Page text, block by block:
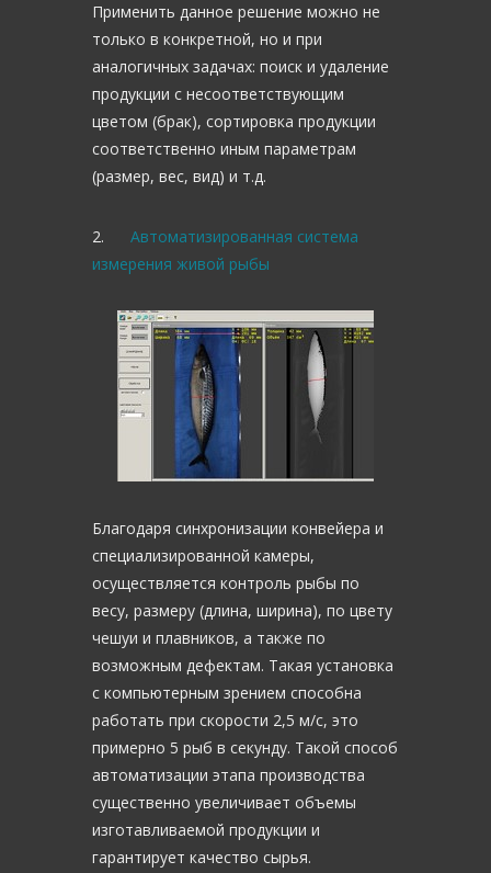
Применить данное решение можно не
только в конкретной, но и при
аналогичных задачах: поиск и удаление
продукции с несоответствующим
цветом (брак), сортировка продукции
соответственно иным параметрам
(размер, вес, вид) и т.д.
2. Автоматизированная система
измерения живой рыбы
Благодаря синхронизации конвейера и
специализированной камеры,
осуществляется контроль рыбы по
весу, размеру (длина, ширина), по цвету
чешуи и плавников, а также по
возможным дефектам. Такая установка
с компьютерным зрением способна
работать при скорости 2,5 м/с, это
примерно 5 рыб в секунду. Такой способ
автоматизации этапа производства
существенно увеличивает объемы
изготавливаемой продукции и
гарантирует качество сырья.